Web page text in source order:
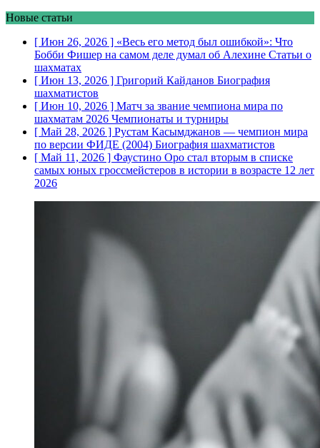
Новые статьи
[ Июн 26, 2026 ] «Весь его метод был ошибкой»: Что
Бобби Фишер на самом деле думал об Алехине Статьи о
шахматах
[ Июн 13, 2026 ] Григорий Кайданов Биография
шахматистов
[ Июн 10, 2026 ] Матч за звание чемпиона мира по
шахматам 2026 Чемпионаты и турниры
[ Май 28, 2026 ] Рустам Касымджанов — чемпион мира
по версии ФИДЕ (2004) Биография шахматистов
[ Май 11, 2026 ] Фаустино Оро стал вторым в списке
самых юных гроссмейстеров в истории в возрасте 12 лет
2026